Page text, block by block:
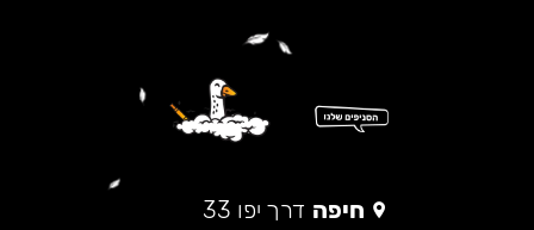
חיפה דרך יפו 33